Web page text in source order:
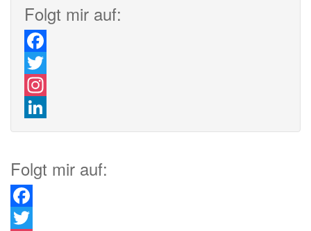
Folgt mir auf:
Facebook
Twitter
Instagram
LinkedIn
Folgt mir auf:
Facebook